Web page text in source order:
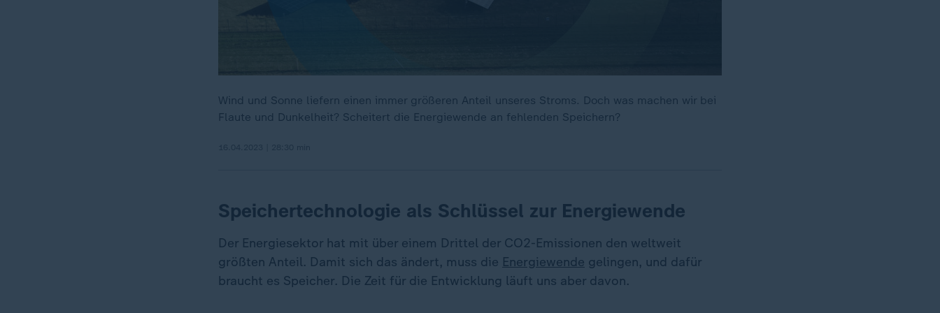
Wind und Sonne liefern einen immer größeren Anteil unseres Stroms. Doch was machen wir bei
Flaute und Dunkelheit? Scheitert die Energiewende an fehlenden Speichern?
Speichertechnologie als Schlüssel zur Energiewende
Der Energiesektor hat mit über einem Drittel der CO2-Emissionen den weltweit
größten Anteil. Damit sich das ändert, muss die Energiewende gelingen, und dafür
braucht es Speicher. Die Zeit für die Entwicklung läuft uns aber davon.